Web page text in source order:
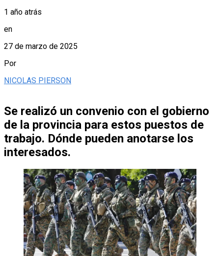
1 año atrás
en
27 de marzo de 2025
Por
NICOLAS PIERSON
Se realizó un convenio con el gobierno
de la provincia para estos puestos de
trabajo. Dónde pueden anotarse los
interesados.